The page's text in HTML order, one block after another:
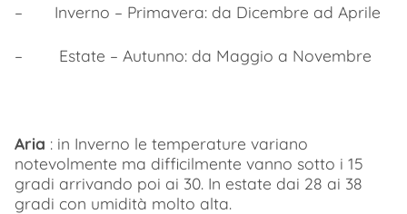
– Inverno – Primavera: da Dicembre ad Aprile
– Estate – Autunno: da Maggio a Novembre
Aria : in Inverno le temperature variano
notevolmente ma difficilmente vanno sotto i 15
gradi arrivando poi ai 30. In estate dai 28 ai 38
gradi con umidità molto alta.